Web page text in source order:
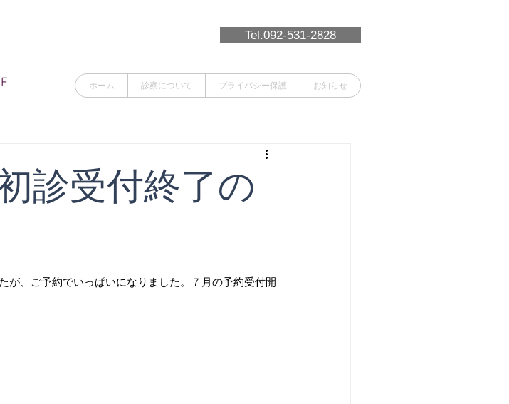
Tel.092-531-2828
ホーム 診察について プライバシー保護 お知らせ
診受付終了の
が、ご予約でいっぱいになりました。７月の予約受付開